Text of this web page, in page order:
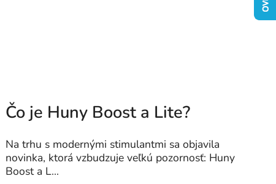
Čo je Huny Boost a Lite?
Na trhu s modernými stimulantmi sa objavila
novinka, ktorá vzbudzuje veľkú pozornosť: Huny
Boost a L...